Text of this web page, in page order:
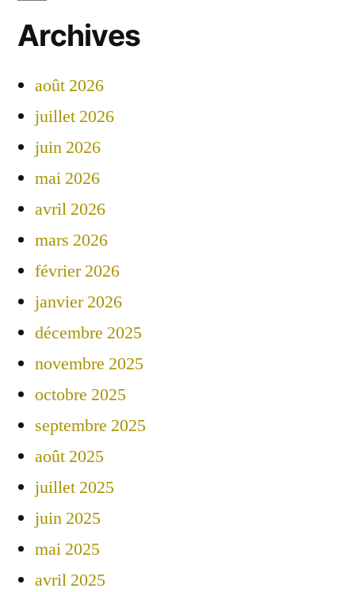
Archives
août 2026
juillet 2026
juin 2026
mai 2026
avril 2026
mars 2026
février 2026
janvier 2026
décembre 2025
novembre 2025
octobre 2025
septembre 2025
août 2025
juillet 2025
juin 2025
mai 2025
avril 2025